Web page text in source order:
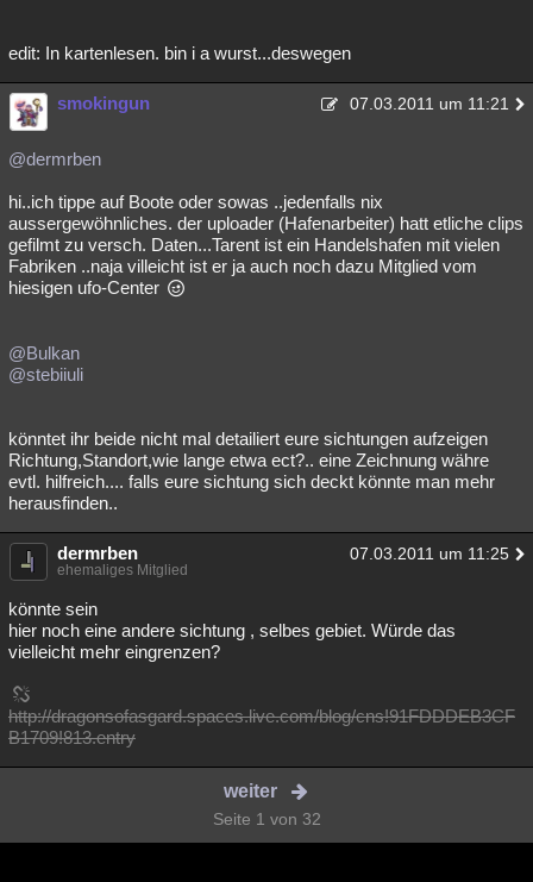
edit: In kartenlesen. bin i a wurst...deswegen
smokingun 07.03.2011 um 11:21
@dermrben
hi..ich tippe auf Boote oder sowas ..jedenfalls nix
aussergewöhnliches. der uploader (Hafenarbeiter) hatt etliche clips
gefilmt zu versch. Daten...Tarent ist ein Handelshafen mit vielen
Fabriken ..naja villeicht ist er ja auch noch dazu Mitglied vom
hiesigen ufo-Center
@Bulkan
@stebiiuli
könntet ihr beide nicht mal detailiert eure sichtungen aufzeigen
Richtung,Standort,wie lange etwa ect?.. eine Zeichnung währe
evtl. hilfreich.... falls eure sichtung sich deckt könnte man mehr
herausfinden..
dermrben 07.03.2011 um 11:25
ehemaliges Mitglied
könnte sein
hier noch eine andere sichtung , selbes gebiet. Würde das
vielleicht mehr eingrenzen?
http://dragonsofasgard.spaces.live.com/blog/cns!91FDDDEB3CF
B1709!813.entry
weiter
Seite 1 von 32